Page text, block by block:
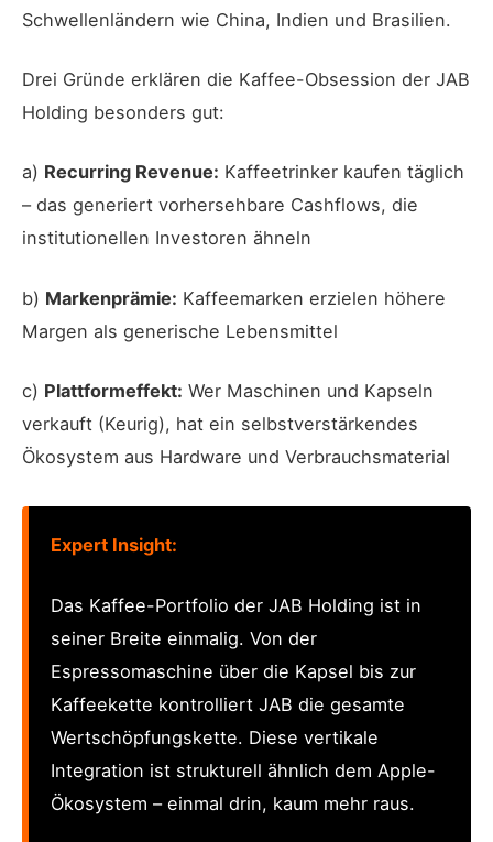
Schwellenländern wie China, Indien und Brasilien.
Drei Gründe erklären die Kaffee-Obsession der JAB
Holding besonders gut:
a) Recurring Revenue: Kaffeetrinker kaufen täglich
– das generiert vorhersehbare Cashflows, die
institutionellen Investoren ähneln
b) Markenprämie: Kaffeemarken erzielen höhere
Margen als generische Lebensmittel
c) Plattformeffekt: Wer Maschinen und Kapseln
verkauft (Keurig), hat ein selbstverstärkendes
Ökosystem aus Hardware und Verbrauchsmaterial
Expert Insight:
Das Kaffee-Portfolio der JAB Holding ist in
seiner Breite einmalig. Von der
Espressomaschine über die Kapsel bis zur
Kaffeekette kontrolliert JAB die gesamte
Wertschöpfungskette. Diese vertikale
Integration ist strukturell ähnlich dem Apple-
Ökosystem – einmal drin, kaum mehr raus.